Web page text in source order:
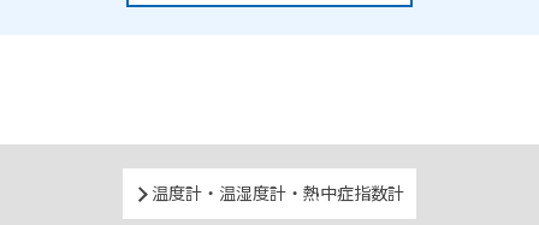
温度計・温湿度計・熱中症指数計